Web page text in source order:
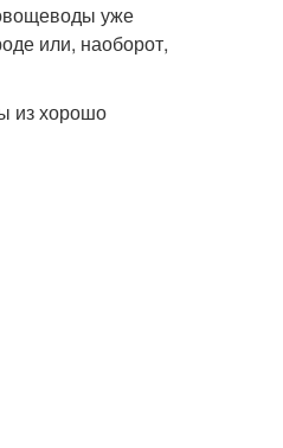
уже
или, наоборот,
из хорошо